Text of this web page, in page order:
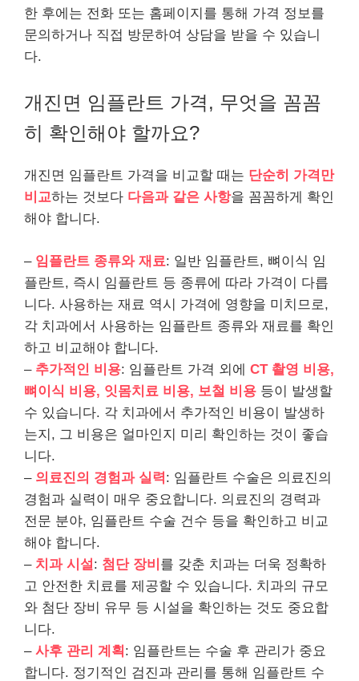
한 후에는 전화 또는 홈페이지를 통해 가격 정보를
문의하거나 직접 방문하여 상담을 받을 수 있습니
다.
개진면 임플란트 가격, 무엇을 꼼꼼
히 확인해야 할까요?
개진면 임플란트 가격을 비교할 때는 단순히 가격만
비교하는 것보다 다음과 같은 사항을 꼼꼼하게 확인
해야 합니다.
– 임플란트 종류와 재료: 일반 임플란트, 뼈이식 임
플란트, 즉시 임플란트 등 종류에 따라 가격이 다릅
니다. 사용하는 재료 역시 가격에 영향을 미치므로,
각 치과에서 사용하는 임플란트 종류와 재료를 확인
하고 비교해야 합니다.
– 추가적인 비용: 임플란트 가격 외에 CT 촬영 비용,
뼈이식 비용, 잇몸치료 비용, 보철 비용 등이 발생할
수 있습니다. 각 치과에서 추가적인 비용이 발생하
는지, 그 비용은 얼마인지 미리 확인하는 것이 좋습
니다.
– 의료진의 경험과 실력 : 임플란트 수술은 의료진의
경험과 실력이 매우 중요합니다. 의료진의 경력과
전문 분야, 임플란트 수술 건수 등을 확인하고 비교
해야 합니다.
– 치과 시설 : 첨단 장비 를 갖춘 치과는 더욱 정확하
고 안전한 치료를 제공할 수 있습니다. 치과의 규모
와 첨단 장비 유무 등 시설을 확인하는 것도 중요합
니다.
– 사후 관리 계획 : 임플란트는 수술 후 관리가 중요
합니다. 정기적인 검진과 관리를 통해 임플란트 수